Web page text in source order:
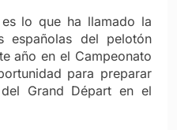
lo que ha llamado la
españolas del pelotón
año en el Campeonato
para preparar
Grand Départ en el